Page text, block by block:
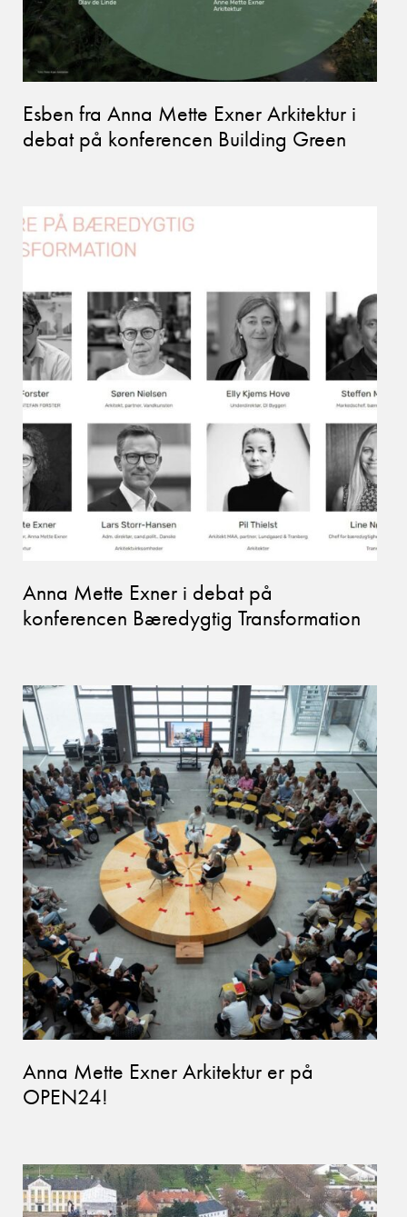
Esben fra Anna Mette Exner Arkitektur i
debat på konferencen Building Green
Anna Mette Exner i debat på
konferencen Bæredygtig Transformation
Anna Mette Exner Arkitektur er på
OPEN24!